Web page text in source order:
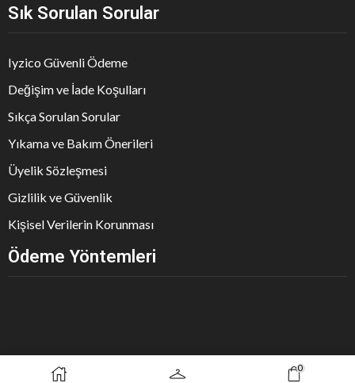
0
Sık Sorulan Sorular
Iyzico Güvenli Ödeme
Değişim ve İade Koşulları
Sıkça Sorulan Sorular
Yıkama ve Bakım Önerileri
Üyelik Sözleşmesi
Gizlilik ve Güvenlik
Kişisel Verilerin Korunması
Ödeme Yöntemleri